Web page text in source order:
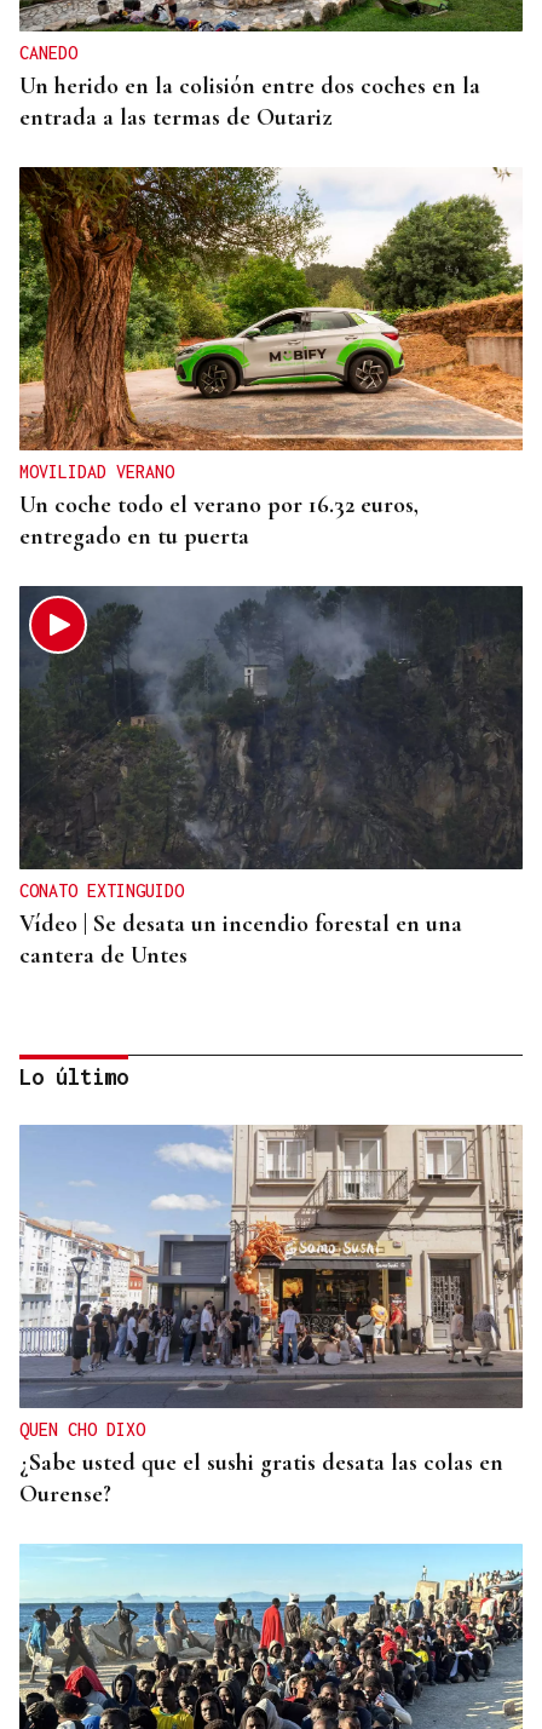
CANEDO
Un herido en la colisión entre dos coches en la
entrada a las termas de Outariz
MOVILIDAD VERANO
Un coche todo el verano por 16.32 euros,
entregado en tu puerta
CONATO EXTINGUIDO
Vídeo | Se desata un incendio forestal en una
cantera de Untes
ENTREVISTA
Jorge Vázquez: "Nuestro objetivo a 2028 es crecer
creando valor para el accionista y para el equipo
que lo hace posible"
Lo último
QUEN CHO DIXO
¿Sabe usted que el sushi gratis desata las colas en
Ourense?